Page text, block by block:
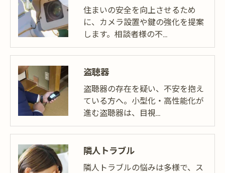
住まいの安全を向上させるため
に、カメラ設置や鍵の強化を提案
します。相談者様の不…
盗聴器
盗聴器の存在を疑い、不安を抱え
ている方へ。小型化・高性能化が
進む盗聴器は、目視…
隣人トラブル
隣人トラブルの悩みは多様で、ス